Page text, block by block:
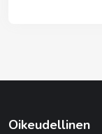
Oikeudellinen